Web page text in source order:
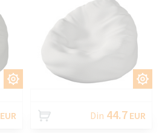
EUR
PERSONALIZAȚI
Din 44.7 EUR